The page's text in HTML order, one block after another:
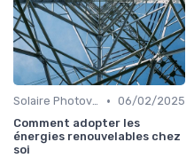
Solaire Photovoltaïque et Thermique • 06/02/2025
Comment adopter les
énergies renouvelables chez
soi